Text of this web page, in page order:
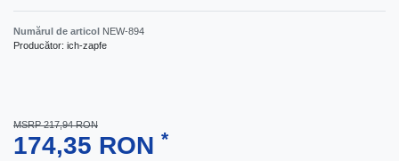
Numărul de articol NEW-894
Producător: ich-zapfe
MSRP 217,94 RON
174,35 RON *